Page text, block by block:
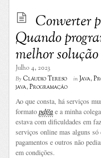
Converter
Quando
melhor solução
Julho 4, 2023
By Cláudio Tereso inJava,
java,Programação
Ao que consta, há serviços
formatopdf/a e a minha
estava com dificuldades em
serviços online mas alguns só
pagamentos e outros não
em condições.